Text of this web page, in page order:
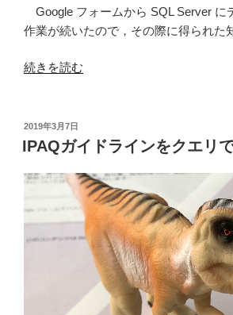
Google フォームから SQL Server に
作業が続いたので，その際に得られた
“Google
ら
SQL
へ
タ
続きを読む
投
稿
日:
2019年3月7日
IPAQガイドラインをクエリ